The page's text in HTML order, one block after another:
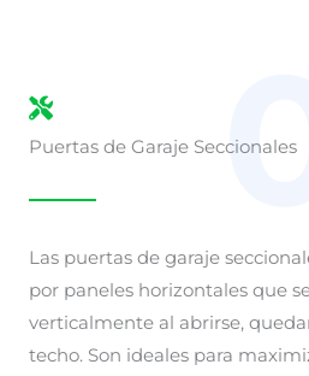
Puertas de Garaje Seccionales
Las puertas de garaje
por paneles horizontales que
verticalmente al abrirse,
techo. Son ideales para